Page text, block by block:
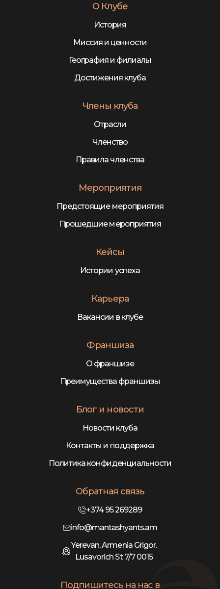
О Клубе
История
Миссия и ценности
География и филиалы
Достижения клуба
Члены клуба
Отрасли
Членство
Правила членства
Мероприятия
Предстоящие мероприятия
Прошедшие мероприятия
Кейсы
Истории успеха
Карьера
Вакансии в клубе
Франшиза
О франшизе
Преимущества франшизы
Блог и новости
Новости клуба
Контакты и поддержка
Политика конфиденциальности
Обратная связь
+374 95 269289
info@mantashyants.am
Yerevan, Armenia Grigor.
Lusavorich St 7/7 0015
Подпишитесь на нас в